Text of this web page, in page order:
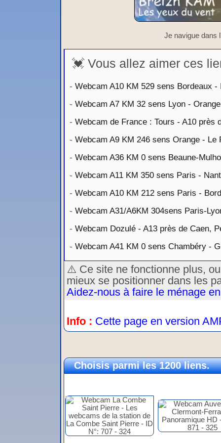
Je navigue dans
💓 Vous allez aimer ces
- Webcam A10 KM 529 sens Bordeaux -
- Webcam A7 KM 32 sens Lyon - Orange
- Webcam de France : Tours - A10 près
- Webcam A9 KM 246 sens Orange - Le
- Webcam A36 KM 0 sens Beaune-
- Webcam A11 KM 350 sens Paris -
- Webcam A10 KM 212 sens Paris -
- Webcam A31/A6KM 304sens Paris-
- Webcam Dozulé - A13 près de Caen,
- Webcam A41 KM 0 sens Chambéry -
⚠️ Ce site ne fonctionne plus,
mieux se positionner dans les
Aidez-nous à faire le ménage
Info : Cette page en version
Choisis parmi les 1200 liens.